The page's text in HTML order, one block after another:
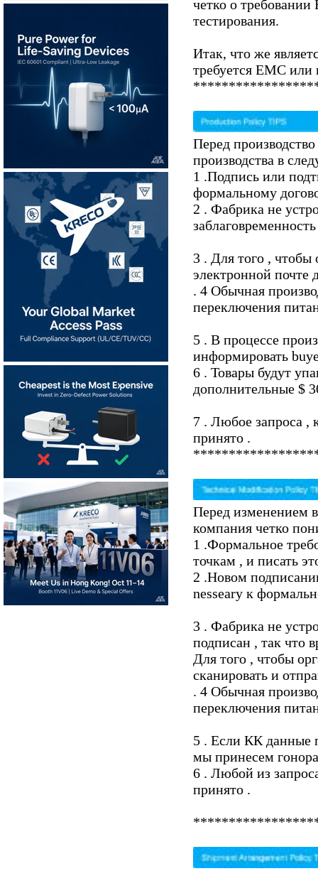
четко о
тестирования.
Итак, что же
требуется EMC
Перед
производства в
1 .Подпись или
формальному
2 . Фабрика не
3 . Для того , чтобы
электронной
. 4 Обычная
переключения
5 . В процессе
информировать
6 . Товары будут
дополнительные $
7 . Любое запроса ,
принято .
Перед изменением
компания четко
1 .Формальное
точкам , и писать
2 .Новом
nesseary к
3 . Фабрика не
подписан , так что
Для того , чтобы
сканировать и
. 4 Обычная
переключения
5 . Если КК данные
мы принесем
6 . Любой из
принято .